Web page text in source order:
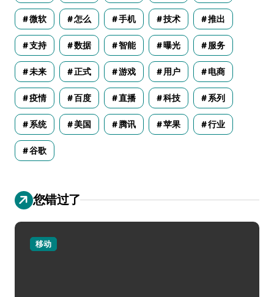
微软 怎么 手机 技术 推出
支持 数据 智能 曝光 服务
未来 正式 游戏 用户 电商
疫情 百度 直播 科技 系列
系统 美国 腾讯 苹果 行业
谷歌
您错过了
移动